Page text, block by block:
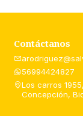
Contáctanos
56994424827
Los carros
Concepción,